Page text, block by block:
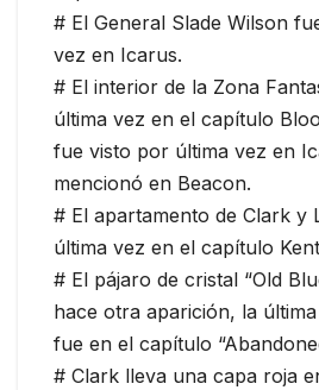
# El General Slade Wilson
vez en Icarus.
# El interior de la Zona
última vez en el capítulo
fue visto por última vez en
mencionó en Beacon.
# El apartamento de Clark y
última vez en el capítulo
# El pájaro de cristal “Old
hace otra aparición, la
fue en el capítulo
# Clark lleva una capa roja